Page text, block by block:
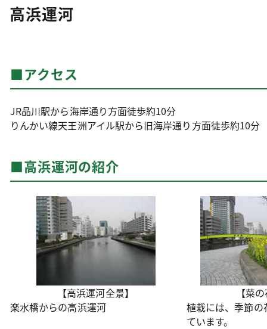
高浜運河
■アクセス
JR品川駅から海岸通り方面徒歩約10分
りんかい線天王洲アイル駅から旧海岸通り方面徒歩約10分
■高浜運河の紹介
【高浜運河全景】
【菜
楽水橋からの高浜運河
植栽には、季節
ています。